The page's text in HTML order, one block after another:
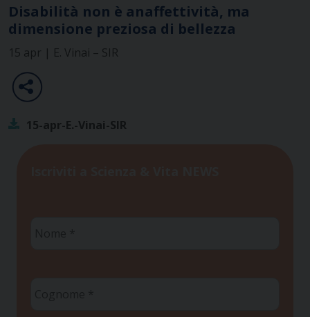
Disabilità non è anaffettività, ma
dimensione preziosa di bellezza
15 apr | E. Vinai – SIR
15-apr-E.-Vinai-SIR